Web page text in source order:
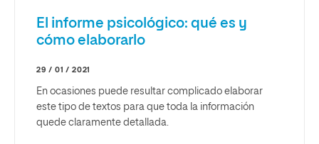
El informe psicológico: qué es y
cómo elaborarlo
29 / 01 / 2021
En ocasiones puede resultar complicado elaborar
este tipo de textos para que toda la información
quede claramente detallada.